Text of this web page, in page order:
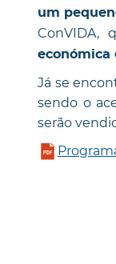
um
ConVIDA,
económica
Já se
sendo o
serão